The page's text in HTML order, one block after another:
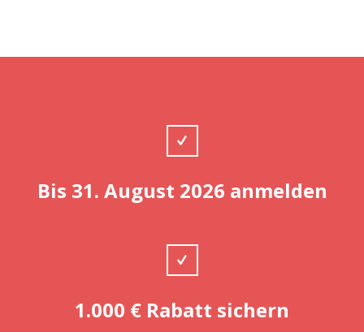
Bis 31. August 2026 anmelden
1.000 € Rabatt sichern